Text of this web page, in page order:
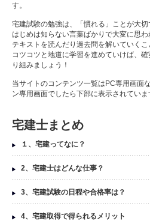
す。
宅建試験の勉強は、「慣れる」ことが大切
はじめは知らない言葉ばかりで大変に思
テキストを読んだり過去問を解いていくこ
コツコツと地道に学習を進めていけば、
り組みましょう！
当サイトのコンテンツ一覧はPC専用画面
ン専用画面でしたら下部に表示されていま
宅建士まとめ
１、宅建ってなに？
2、宅建士はどんな仕事？
3、宅建試験の日程や合格率は？
4、宅建取得で得られるメリット